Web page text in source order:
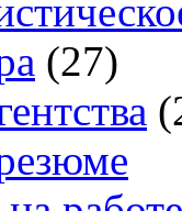
(27)